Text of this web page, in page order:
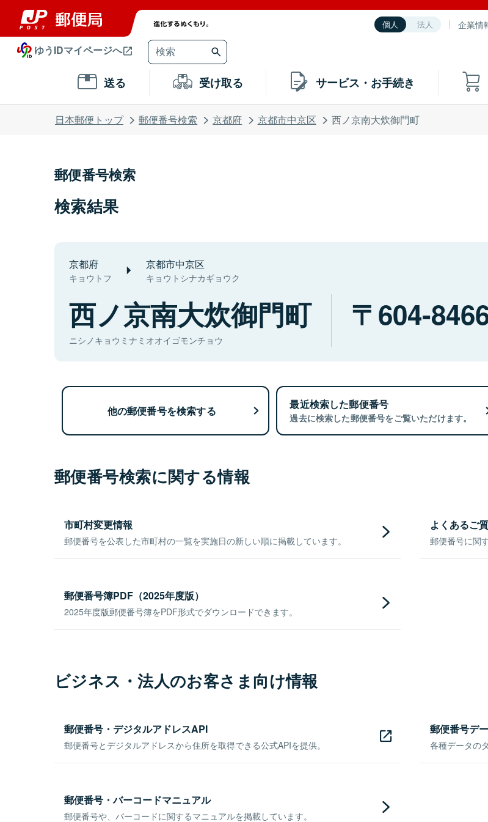
個人 法人 企業情
ゆうIDマイページへ
送る 受け取る サービス・お手続き
日本郵便トップ 郵便番号検索 京都府 京都市中京区 西ノ京南大炊御門町
郵便番号検索
検索結果
京都府
キョウトフ
京都市中京区
キョウトシナカギョウク
西ノ京南大炊御門町
ニシノキョウミナミオオイゴモンチョウ
604-
他の郵便番号を検索する 最近検索した郵便番号
過去に検索した郵便番号をご覧いただけます。
郵便番号検索に関する情報
市町村変更情報
郵便番号を公表した市町村の一覧を実施日の新しい順に掲載しています。
よくあるご
郵便番号に関
郵便番号簿PDF（2025年度版）
2025年度版郵便番号簿をPDF形式でダウンロードできます。
ビジネス・法人のお客さま向け情報
郵便番号・デジタルアドレスAPI
郵便番号とデジタルアドレスから住所を取得できる公式APIを提供。
郵便番号デ
各種データの
郵便番号・バーコードマニュアル
郵便番号や、バーコードに関するマニュアルを掲載しています。